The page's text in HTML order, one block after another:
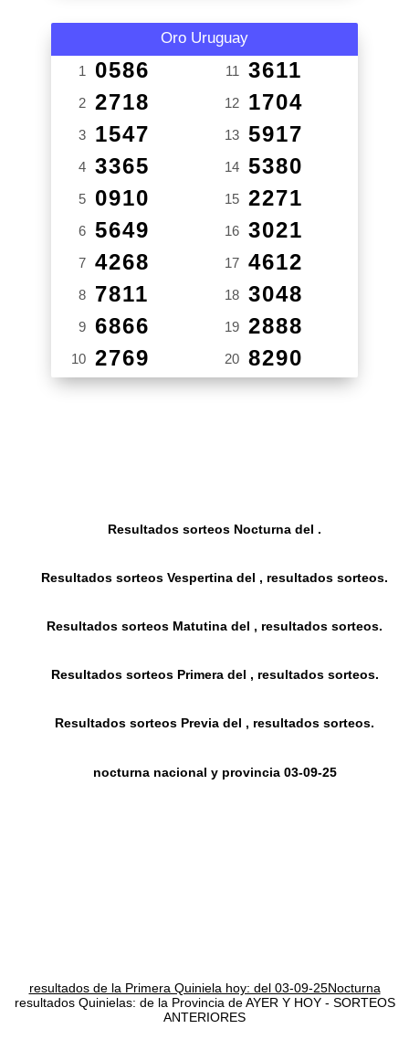
Oro Uruguay
1 0586
2 2718
3 1547
4 3365
5 0910
6 5649
7 4268
8 7811
9 6866
10 2769
11 3611
12 1704
13 5917
14 5380
15 2271
16 3021
17 4612
18 3048
19 2888
20 8290
Resultados sorteos Nocturna del .
Resultados sorteos Vespertina del , resultados sorteos.
Resultados sorteos Matutina del , resultados sorteos.
Resultados sorteos Primera del , resultados sorteos.
Resultados sorteos Previa del , resultados sorteos.
nocturna nacional y provincia 03-09-25
resultados de la Primera Quiniela hoy: del 03-09-25Nocturna
resultados Quinielas: de la Provincia de AYER Y HOY - SORTEOS
ANTERIORES